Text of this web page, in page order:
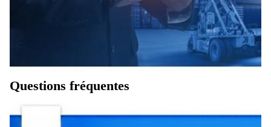
Questions fréquentes